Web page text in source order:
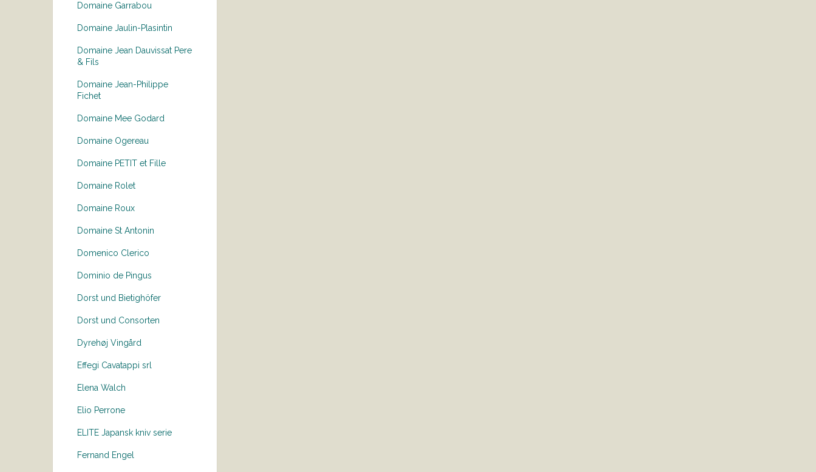
Domaine Garrabou
Domaine Jaulin-Plasintin
Domaine Jean Dauvissat Pere
& Fils
Domaine Jean-Philippe
Fichet
Domaine Mee Godard
Domaine Ogereau
Domaine PETIT et Fille
Domaine Rolet
Domaine Roux
Domaine St Antonin
Domenico Clerico
Dominio de Pingus
Dorst und Bietighöfer
Dorst und Consorten
Dyrehøj Vingård
Effegi Cavatappi srl
Elena Walch
Elio Perrone
ELITE Japansk kniv serie
Fernand Engel